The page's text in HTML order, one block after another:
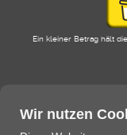
Wir nutzen
Ein kleiner Betrag hält